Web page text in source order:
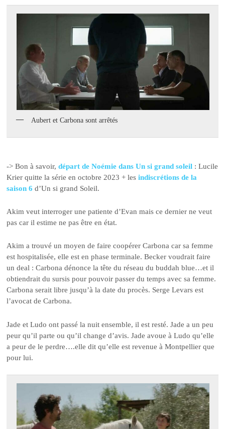
Aubert et Carbona sont arrêtés
-> Bon à savoir,départ de Noémie dans Un si grand soleil : Lucile
Krier quitte la série en octobre 2023 + lesindiscrétions de la
saison 6 d’Un si grand Soleil.
Akim veut interroger une patiente d’Evan mais ce dernier ne veut
pas car il estime ne pas être en état.
Akim a trouvé un moyen de faire coopérer Carbona car sa femme
est hospitalisée, elle est en phase terminale. Becker voudrait faire
un deal : Carbona dénonce la tête du réseau du buddah blue…et il
obtiendrait du sursis pour pouvoir passer du temps avec sa femme.
Carbona serait libre jusqu’à la date du procès. Serge Levars est
l’avocat de Carbona.
Jade et Ludo ont passé la nuit ensemble, il est resté. Jade a un peu
peur qu’il parte ou qu’il change d’avis. Jade avoue à Ludo qu’elle
a peur de le perdre….elle dit qu’elle est revenue à Montpellier que
pour lui.